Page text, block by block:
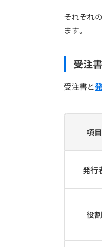
それぞれ
ます。
受注
受注書と
項目
発行
役割